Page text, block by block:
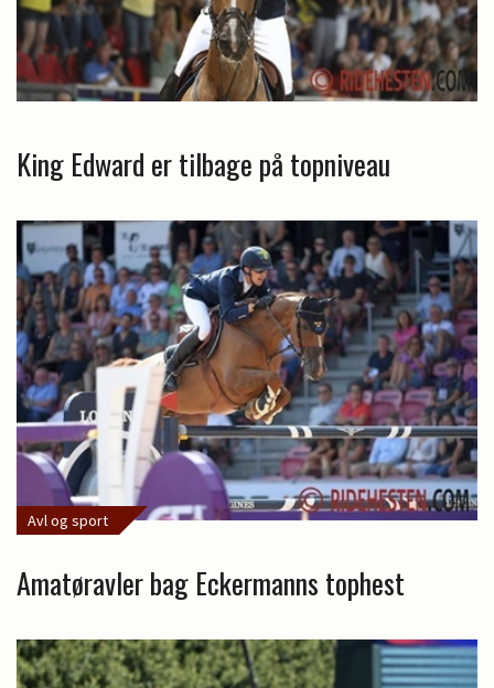
King Edward er tilbage på topniveau
Avl og sport
Amatøravler bag Eckermanns tophest